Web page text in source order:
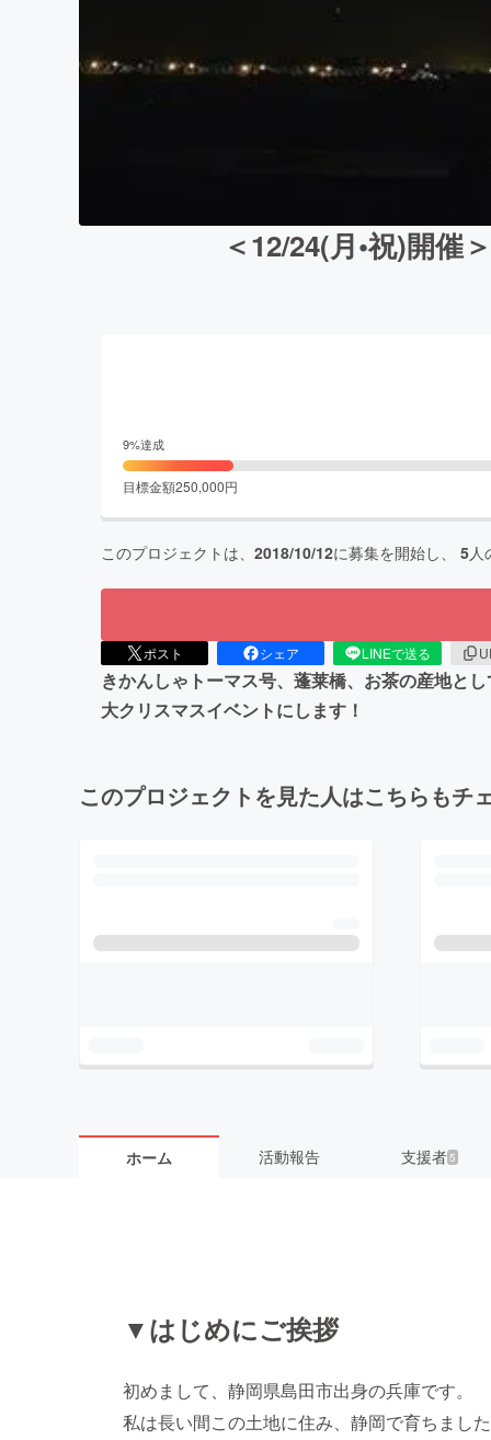
＜12/24(月•祝)開
9%達成
目標金額250,000円
このプロジェクトは、 2018/10/12に募集を開始し、 5
ポスト シェア LINEで送る
きかんしゃトーマス号、蓬莱橋、お茶の産地と
大クリスマスイベントにします！
このプロジェクトを見た人はこちらもチ
ホーム 活動報告 支援者5
▼はじめにご挨拶
初めまして、静岡県島田市出身の兵庫です。
私は長い間この土地に住み、静岡で育ちまし